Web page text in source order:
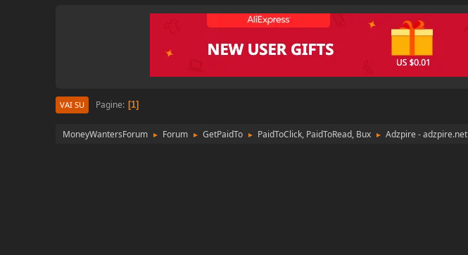
VAI SU Pagine 1
MoneyWantersForum ► Forum ► GetPaidTo ► PaidToClick, PaidToRead, Bux ►
Adzpire - adzpire.net